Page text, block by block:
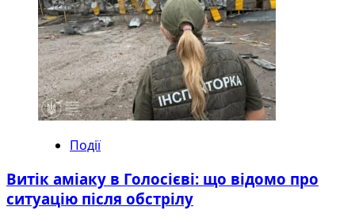
Події
Витік аміаку в Голосієві: що відомо про
ситуацію після обстрілу